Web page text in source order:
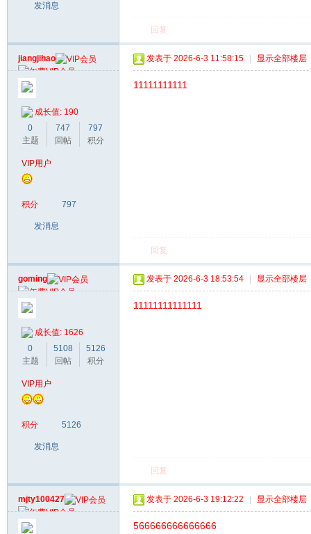
发消息
回复
jiangjihao
成长值: 190
0
主题
747
回帖
797
积分
VIP用户
积分 797
发消息
发表于 2026-6-3 11:58:15 显示全部楼层
11111111111
回复
goming
成长值: 1626
0
主题
5108
回帖
5126
积分
VIP用户
积分 5126
发消息
发表于 2026-6-3 18:53:54 显示全部楼层
11111111111111
回复
mjty100427 发表于 2026-6-3 19:12:22 显示全部楼层
566666666666666